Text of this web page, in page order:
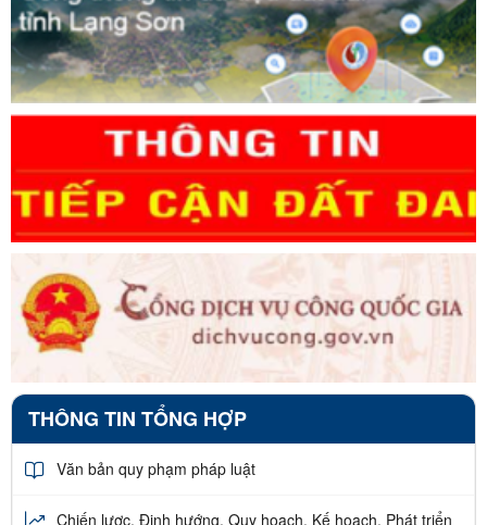
THÔNG TIN TỔNG HỢP
Văn bản quy phạm pháp luật
Chiến lược, Định hướng, Quy hoạch, Kế hoạch, Phát triển